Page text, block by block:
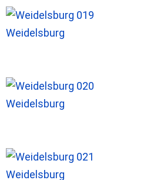
Weidelsburg
Weidelsburg
Weidelsburg